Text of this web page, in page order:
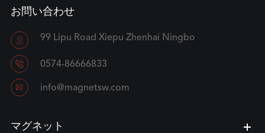
お問い合わせ
 99 Lipu Road Xiepu Zhenhai Ningbo
 0574-86666833
 info@magnetsw.com
マグネット